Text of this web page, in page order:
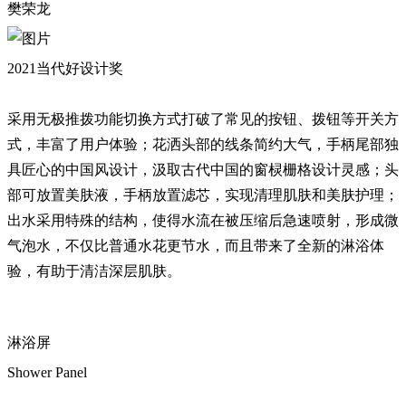
樊荣龙
2021当代好设计奖
采用无极推拨功能切换方式打破了常见的按钮、拨钮等开关方
式，丰富了用户体验；花洒头部的线条简约大气，手柄尾部独
具匠心的中国风设计，汲取古代中国的窗棂栅格设计灵感；头
部可放置美肤液，手柄放置滤芯，实现清理肌肤和美肤护理；
出水采用特殊的结构，使得水流在被压缩后急速喷射，形成微
气泡水，不仅比普通水花更节水，而且带来了全新的淋浴体
验，有助于清洁深层肌肤。
淋浴屏
Shower Panel